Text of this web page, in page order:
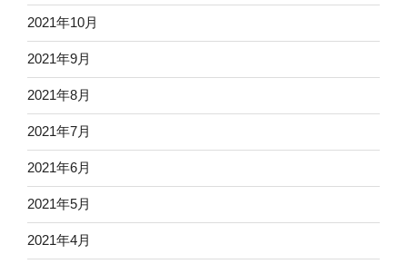
2021年10月
2021年9月
2021年8月
2021年7月
2021年6月
2021年5月
2021年4月